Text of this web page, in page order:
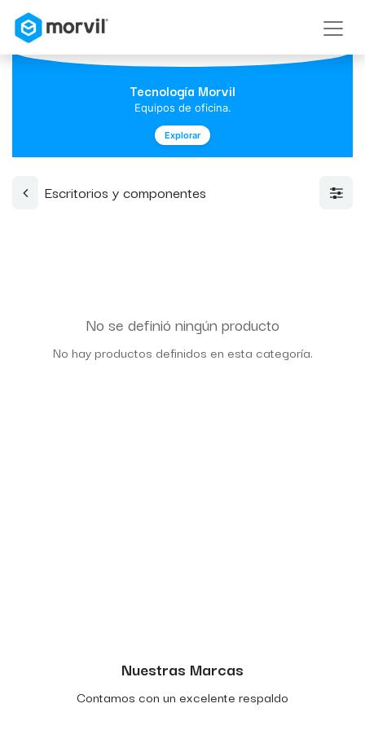
Tecnología Morvil
Equipos de oficina.
Explorar
Escritorios y componentes
No se definió ningún producto
No hay productos definidos en esta categoría.
Nuestras Marcas
Contamos con un excelente respaldo